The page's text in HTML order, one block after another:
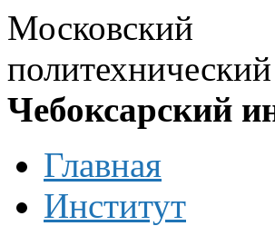
Московский
Чебоксарский
Главная
Институт